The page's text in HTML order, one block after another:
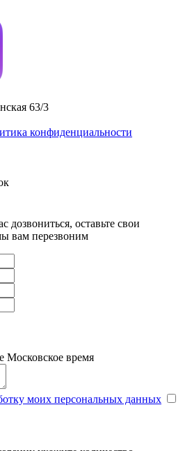
63/3
конфиденциальности
дозвониться, оставьте свои
вам перезвоним
Московское время
моих персональных данных